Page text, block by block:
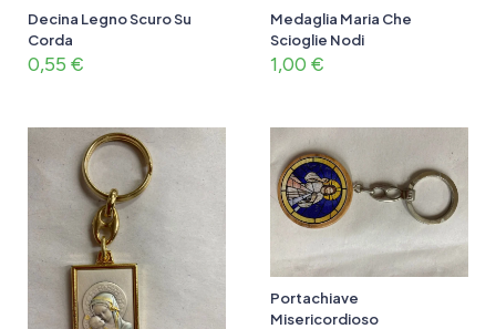
Decina Legno Scuro Su
Corda
0,55 €
Medaglia Maria Che
Scioglie Nodi
1,00 €
Portachiave
Misericordioso